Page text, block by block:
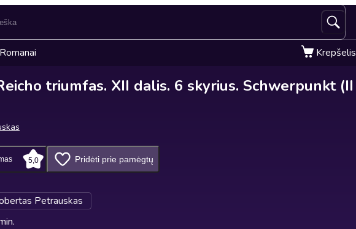
Romanai Krepšelis
triumfas. XII dalis. 6 skyrius. Schwerpunkt (II
5,0 Pridėti prie pamėgtų
Petrauskas